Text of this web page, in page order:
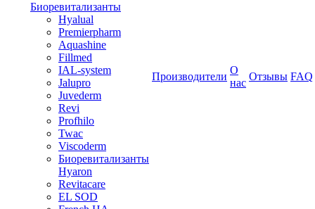
Биоревитализанты
Hyalual
Premierpharm
Aquashine
Fillmed
IAL-system
Jalupro
Juvederm
Revi
Profhilo
Twac
Viscoderm
Биоревитализанты
Hyaron
Revitacare
EL SOD
Производители
О
нас
Отзывы FAQ